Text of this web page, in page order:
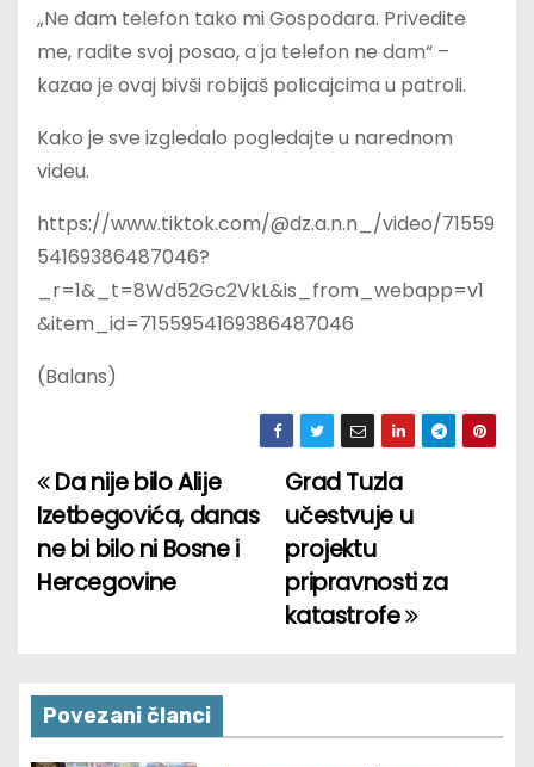
„Ne dam telefon tako mi Gospodara. Privedite
me, radite svoj posao, a ja telefon ne dam“ –
kazao je ovaj bivši robijaš policajcima u patroli.
Kako je sve izgledalo pogledajte u narednom
videu.
https://www.tiktok.com/@dz.a.n.n_/video/71559
54169386487046?
_r=1&_t=8Wd52Gc2VkL&is_from_webapp=v1
&item_id=7155954169386487046
(Balans)
P
o
s
n
a
Grad Tuzla
učestvuje u
projektu
pripravnosti za
katastrofe
Da nije bilo Alije
Izetbegovića, danas
ne bi bilo ni Bosne i
Hercegovine
Povezani članci